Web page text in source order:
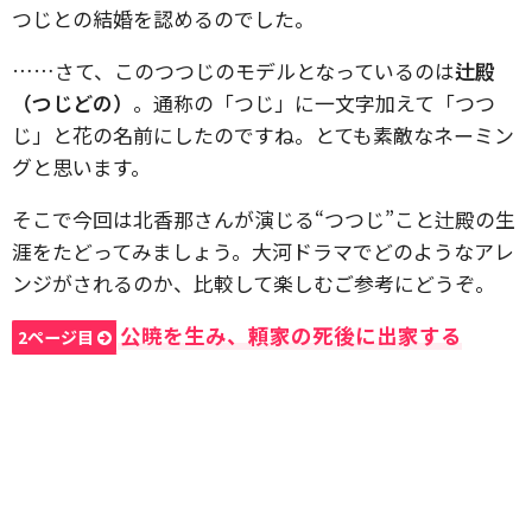
つじとの結婚を認めるのでした。
……さて、このつつじのモデルとなっているのは辻殿
（つじどの） 。通称の「つじ」に一文字加えて「つつ
じ」と花の名前にしたのですね。とても素敵なネーミン
グと思います。
そこで今回は北香那さんが演じる“つつじ”こと辻殿の生
涯をたどってみましょう。大河ドラマでどのようなアレ
ンジがされるのか、比較して楽しむご参考にどうぞ。
2ページ目 公暁を生み、頼家の死後に出家する